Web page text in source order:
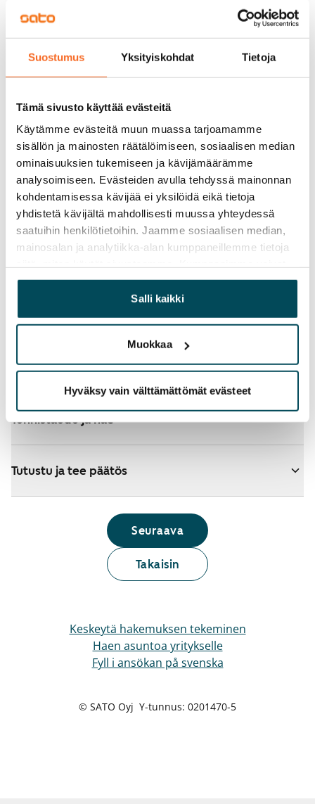
Suostumus Yksityiskohdat Tietoja
Tämä sivusto käyttää evästeitä
Käytämme evästeitä muun muassa tarjoamamme
sisällön ja mainosten räätälöimiseen, sosiaalisen median
ominaisuuksien tukemiseen ja kävijämäärämme
analysoimiseen. Evästeiden avulla tehdyssä mainonnan
kohdentamisessa kävijää ei yksilöidä eikä tietoja
yhdistetä kävijältä mahdollisesti muussa yhteydessä
saatuihin henkilötietoihin. Jaamme sosiaalisen median,
mainosalan ja analytiikka-alan kumppaneillemme tietoja
yhdistää näitä tietoja muihin tietoihin, joita olet antanut
heille tai joita on kerätty, kun olet käyttänyt heidän
palvelujaan.
Salli kaikki
Muokkaa
Hyväksy vain välttämättömät evästeet
Sinua saattaisi kiinnostaa myös
Junailijankatu 2
Vapautumassa 15.9.
Jankanraitti 13
Katso tarkemmat ohjeet
Valitsit hakemuksellesi ARA-asuntoja - katso
lisätietoja
Lisää koteja hakemukselle
Tunnistaudu ja hae
Tutustu ja tee päätös
Takaisin
Seuraava
Keskeytä hakemuksen tekeminen
Haen asuntoa yritykselle
Fyll i ansökan på svenska
© SATO Oyj Y-tunnus: 0201470-5